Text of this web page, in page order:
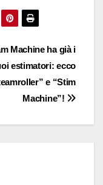
Machine ha già i
estimatori: ecco
e “Stim
Machine”!